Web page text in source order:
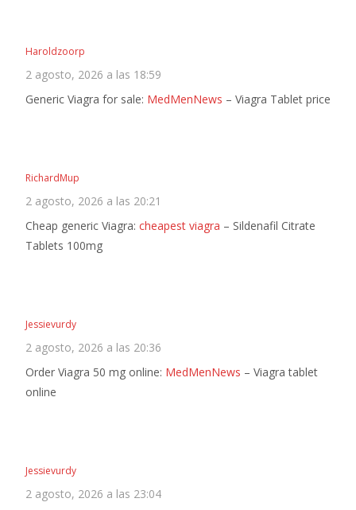
Haroldzoorp
2 agosto, 2026 a las 18:59
Generic Viagra for sale: MedMenNews – Viagra Tablet price
RichardMup
2 agosto, 2026 a las 20:21
Cheap generic Viagra: cheapest viagra – Sildenafil Citrate
Tablets 100mg
Jessievurdy
2 agosto, 2026 a las 20:36
Order Viagra 50 mg online: MedMenNews – Viagra tablet
online
Jessievurdy
2 agosto, 2026 a las 23:04